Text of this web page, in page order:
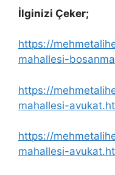
İlginizi Çeker;
https://
mahallesi-
https://
mahallesi-
https://
mahallesi-